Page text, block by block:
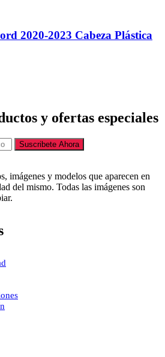
2020-2023 Cabeza Plástica
y ofertas especiales
Suscribete Ahora
imágenes y modelos que aparecen en
del mismo. Todas las imágenes son